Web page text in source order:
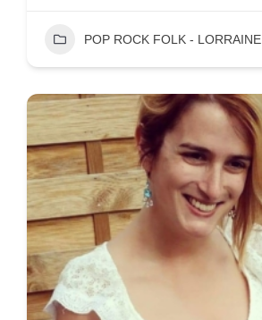
POP ROCK FOLK - LORRAINE